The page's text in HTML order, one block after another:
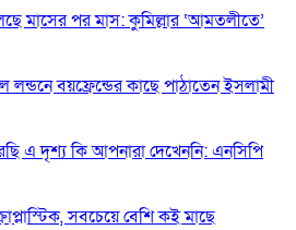
মাসের পর মাস: কুমিল্লার ‘আমতলীতে’
বয়ফ্রেন্ডের কাছে পাঠাতেন ইসলামী
এ দৃশ্য কি আপনারা দেখেননি: এনসিপি
সবচেয়ে বেশি কই মাছে